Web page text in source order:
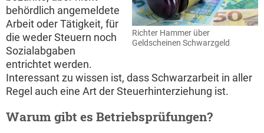
Richter Hammer über
Geldscheinen Schwarzgeld
behördlich angemeldete
Arbeit oder Tätigkeit, für
die weder Steuern noch
Sozialabgaben
entrichtet werden.
Interessant zu wissen ist, dass Schwarzarbeit in aller
Regel auch eine Art der Steuerhinterziehung ist.
Warum gibt es Betriebsprüfungen?